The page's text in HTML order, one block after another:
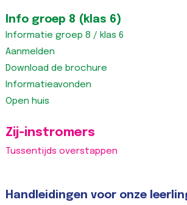
Info groep 8 (klas 6)
Informatie groep 8 / klas 6
Aanmelden
Download de brochure
Informatieavonden
Open huis
Zij-instromers
Tussentijds overstappen
Handleidingen voor onze